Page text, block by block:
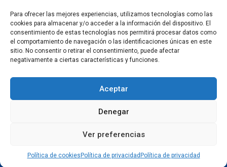
Para ofrecer las mejores experiencias, utilizamos tecnologías como las
cookies para almacenar y/o acceder a la información del dispositivo. El
consentimiento de estas tecnologías nos permitirá procesar datos como
el comportamiento de navegación o las identificaciones únicas en este
sitio. No consentir o retirar el consentimiento, puede afectar
negativamente a ciertas características y funciones.
Aceptar
Denegar
Ver preferencias
Política de cookies Política de privacidad Política de privacidad
28, avenue Pasteur, L-2310 Luxembourg
Registration: R.C.S. B222893
Acuerdo de licencia